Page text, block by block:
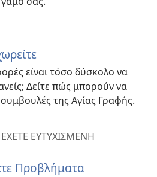
είναι τόσο δύσκολο να
Δείτε πώς μπορούν να
της Αγίας Γραφής.
ΕΥΤΥΧΙΣΜΕΝΗ
Προβλήματα